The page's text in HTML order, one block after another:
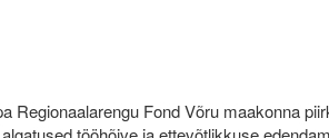
Fond Võru maakonna